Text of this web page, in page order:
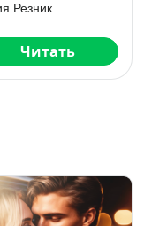
Резник
Читать